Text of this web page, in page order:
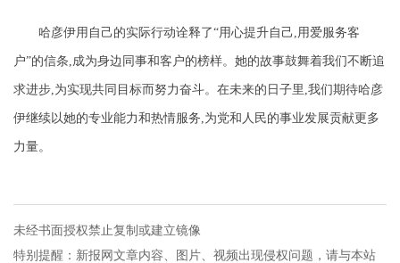
哈彦伊用自己的实际行动诠释了“用心提升自己,用爱服务客
户”的信条,成为身边同事和客户的榜样。她的故事鼓舞着我们不断追
求进步,为实现共同目标而努力奋斗。在未来的日子里,我们期待哈彦
伊继续以她的专业能力和热情服务,为党和人民的事业发展贡献更多
力量。
未经书面授权禁止复制或建立镜像
特别提醒：新报网文章内容、图片、视频出现侵权问题，请与本站